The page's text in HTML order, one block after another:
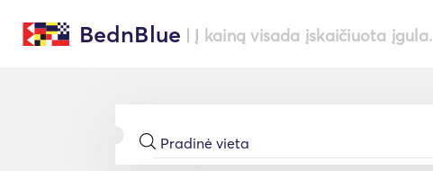
BednBlue | Į kainą visada įskaičiuota įgula.